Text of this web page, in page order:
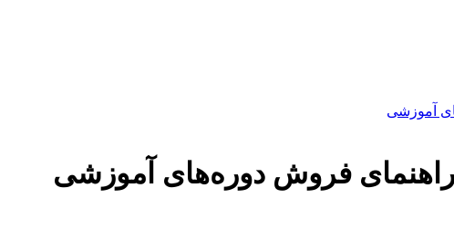
راهنمای فروش دوره‌های آموزشی